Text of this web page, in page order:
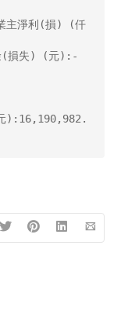
主淨利(損) (仟
(損失) (元):-
):16,190,982.